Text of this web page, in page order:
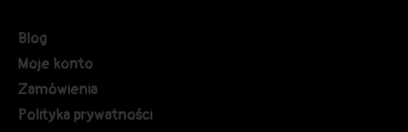
Blog
Moje konto
Zamówienia
Polityka prywatności